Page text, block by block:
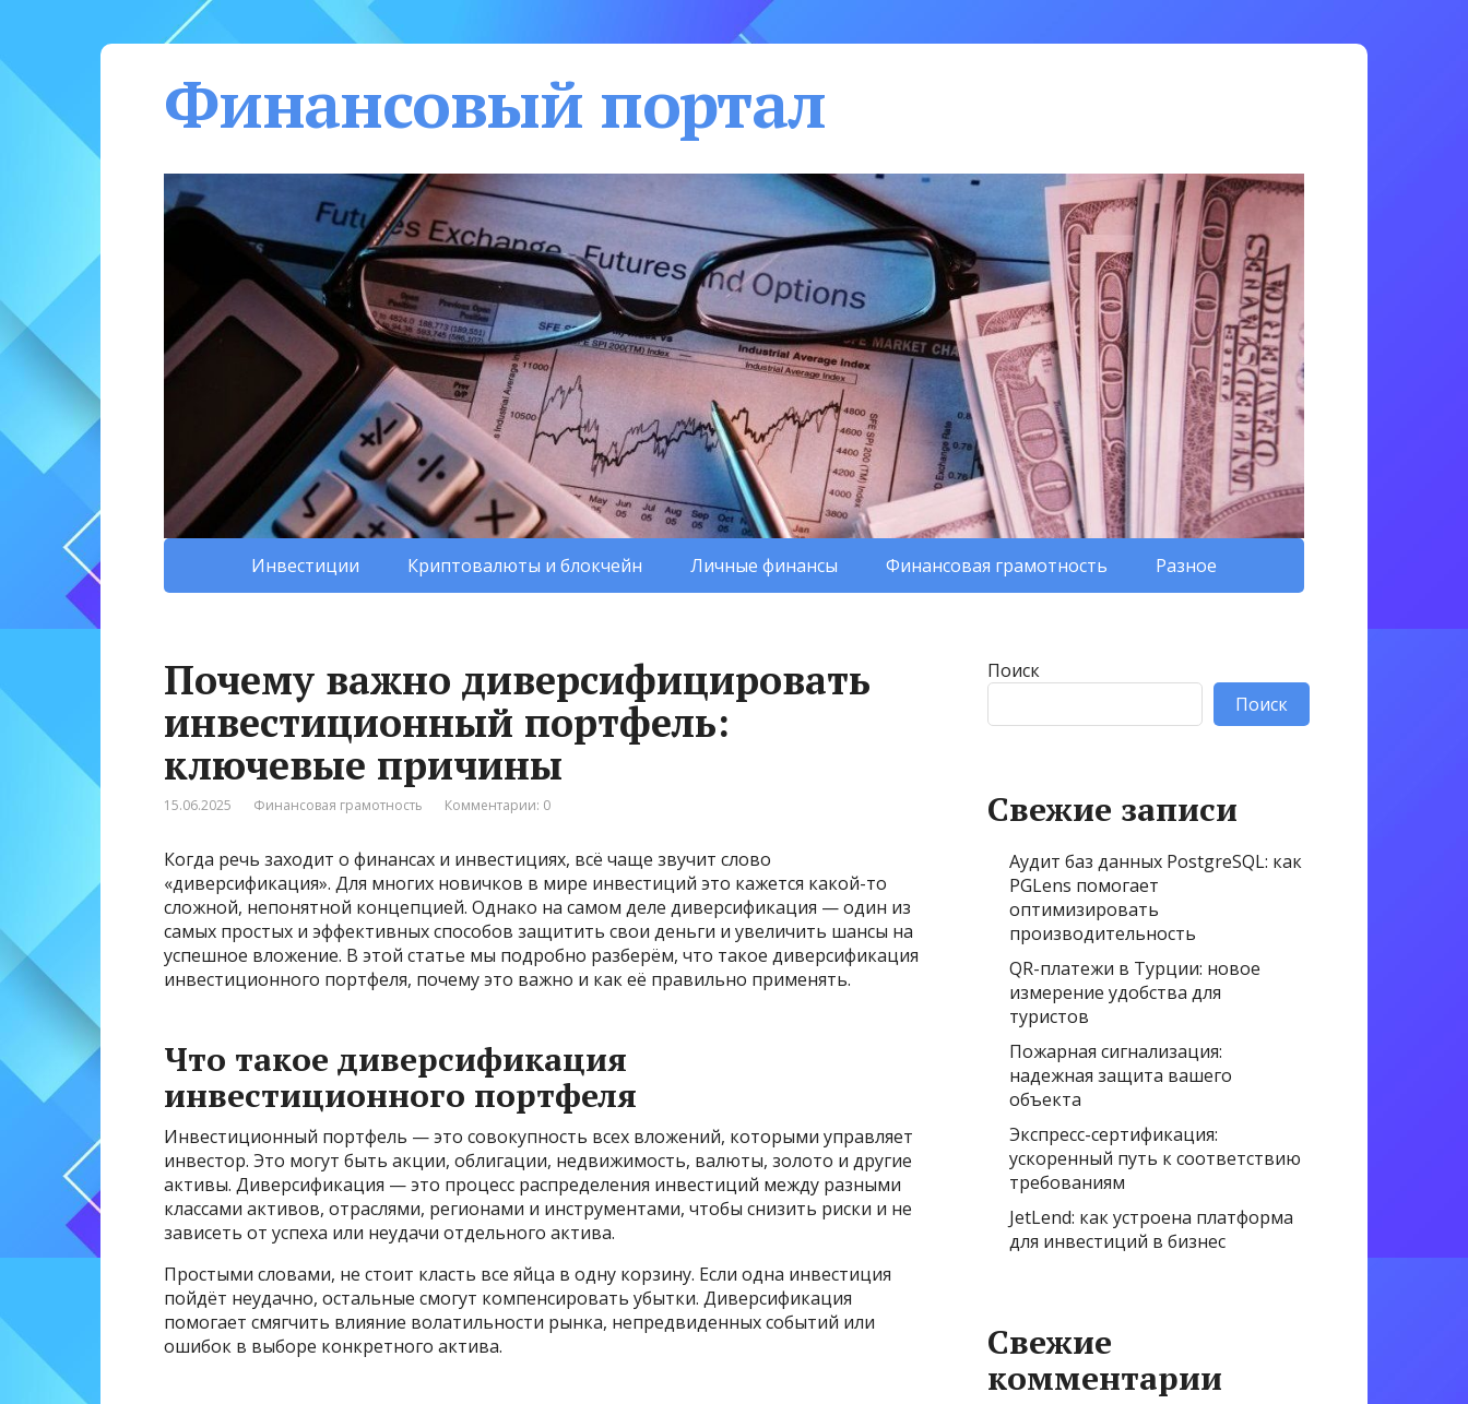
Финансовый портал
Инвестиции Криптовалюты и блокчейн Личные финансы Финансовая грамотность Разное
Почему важно диверсифицировать
инвестиционный портфель:
ключевые причины
15.06.2025 Финансовая грамотность Комментарии: 0
Когда речь заходит о финансах и инвестициях, всё чаще звучит слово
«диверсификация». Для многих новичков в мире инвестиций это кажется какой-то
сложной, непонятной концепцией. Однако на самом деле диверсификация — один из
самых простых и эффективных способов защитить свои деньги и увеличить шансы на
успешное вложение. В этой статье мы подробно разберём, что такое диверсификация
инвестиционного портфеля, почему это важно и как её правильно применять.
Что такое диверсификация
инвестиционного портфеля
Инвестиционный портфель — это совокупность всех вложений, которыми управляет
инвестор. Это могут быть акции, облигации, недвижимость, валюты, золото и другие
активы. Диверсификация — это процесс распределения инвестиций между разными
классами активов, отраслями, регионами и инструментами, чтобы снизить риски и не
зависеть от успеха или неудачи отдельного актива.
Простыми словами, не стоит класть все яйца в одну корзину. Если одна инвестиция
пойдёт неудачно, остальные смогут компенсировать убытки. Диверсификация
помогает смягчить влияние волатильности рынка, непредвиденных событий или
ошибок в выборе конкретного актива.
Поиск
Поиск
Свежие записи
Аудит баз данных PostgreSQL: как
PGLens помогает
оптимизировать
производительность
QR-платежи в Турции: новое
измерение удобства для
туристов
Пожарная сигнализация:
надежная защита вашего
объекта
Экспресс-сертификация:
ускоренный путь к соответствию
требованиям
JetLend: как устроена платформа
для инвестиций в бизнес
Свежие
комментарии